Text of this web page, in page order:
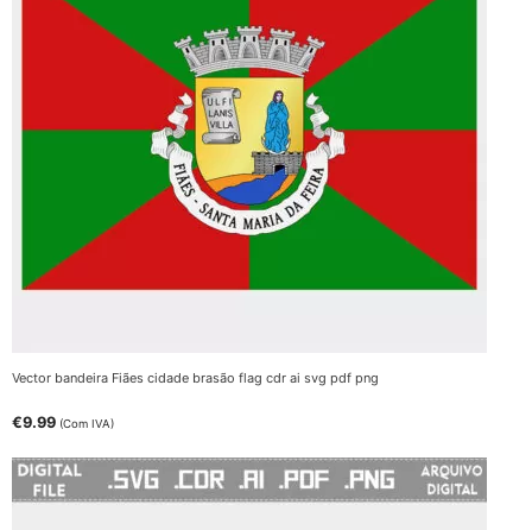
Vector bandeira Fiães cidade brasão flag cdr ai svg pdf png
€9.99 (Com IVA)